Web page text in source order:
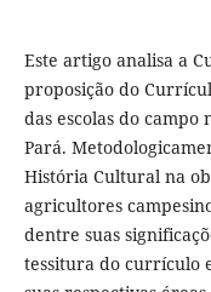
Este artigo analisa a
proposição do
das escolas do campo
Pará.
História Cultural na
agricultores
dentre suas
tessitura do currículo